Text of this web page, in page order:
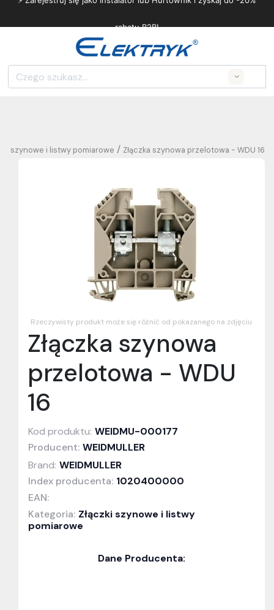
rabatu B2B!
Złączka szynowa przelotowa - WDU 16
/
szynowe i listwy pomiarowe
Rzeczywisty produkt może się różnić od pokazanego na zdjęciu
Złączka szynowa
przelotowa - WDU
16
Kod produktu: WEIDMU-000177
Producent: WEIDMULLER
Brand: WEIDMULLER
Index producenta: 1020400000
EAN:
Kategoria: Złączki szynowe i listwy
pomiarowe
Dane Producenta: